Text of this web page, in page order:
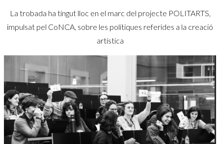
La trobada ha tingut lloc en el marc del projecte POLITARTS,
impulsat pel CoNCA, sobre les polítiques referides a la creació
artística